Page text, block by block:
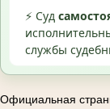
⚡ Суд
службы
Официальная